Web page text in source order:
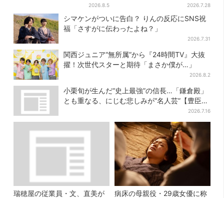
に駆けつける直美、ベストな
タイミングに視聴者歓喜
2026.8.5
巻」…「豊臣兄弟！」第30回
あらすじ・清須会議
2026.7.28
シマケンがついに告白？ りんの反応にSNS祝
福「さすがに伝わったよね？」
2026.7.31
関西ジュニア“無所属”から『24時間TV』大抜
擢！次世代スターと期待「まさか僕が…」
2026.8.2
小栗旬が生んだ“史上最強”の信長…「鎌倉殿」
とも重なる、にじむ悲しみが“名人芸”【豊臣兄
2026.7.16
瑞穂屋の従業員・文、直美が
病床の母親役・29歳女優に称